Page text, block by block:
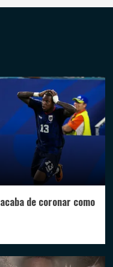
de coronar como